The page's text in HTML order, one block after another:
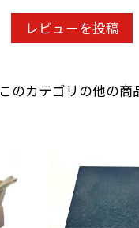
レビューを投稿
このカテゴリの他の商